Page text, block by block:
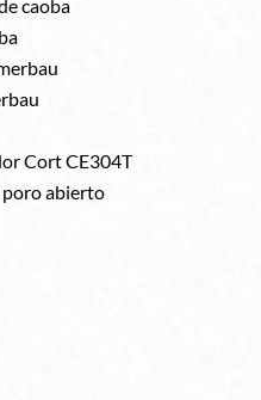
caoba
Cort CE304T
abierto